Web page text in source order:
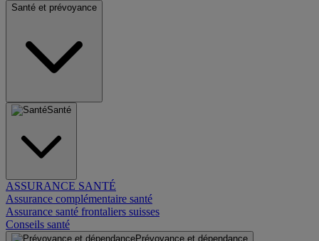
Santé et prévoyance
Santé
ASSURANCE SANTÉ
Assurance complémentaire santé
Assurance santé frontaliers suisses
Conseils santé
Prévoyance et dépendance